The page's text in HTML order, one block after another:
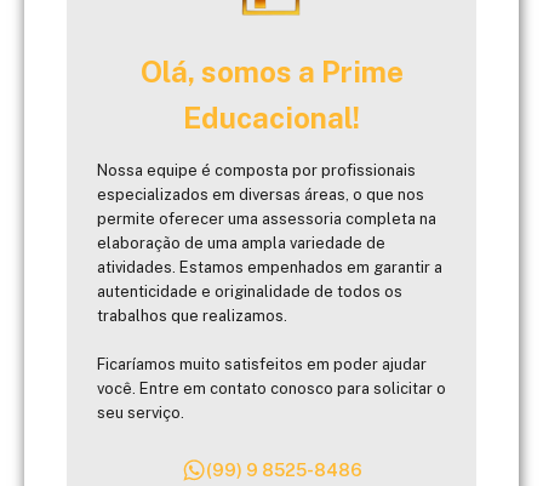
Olá, somos a Prime
Educacional!
Nossa equipe é composta por profissionais
especializados em diversas áreas, o que nos
permite oferecer uma assessoria completa na
elaboração de uma ampla variedade de
atividades. Estamos empenhados em garantir a
autenticidade e originalidade de todos os
trabalhos que realizamos.
Ficaríamos muito satisfeitos em poder ajudar
você. Entre em contato conosco para solicitar o
seu serviço.
(99) 9 8525-8486